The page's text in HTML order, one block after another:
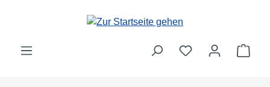
Zum Hauptinhalt springen